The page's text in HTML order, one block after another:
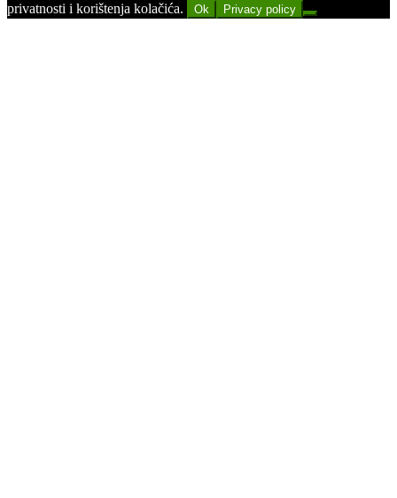
privatnosti i korištenja kolačića. Ok Privacy policy